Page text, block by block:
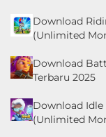
Download
(Unlimited
Download
Terbaru 2025
Download Idle
(Unlimited